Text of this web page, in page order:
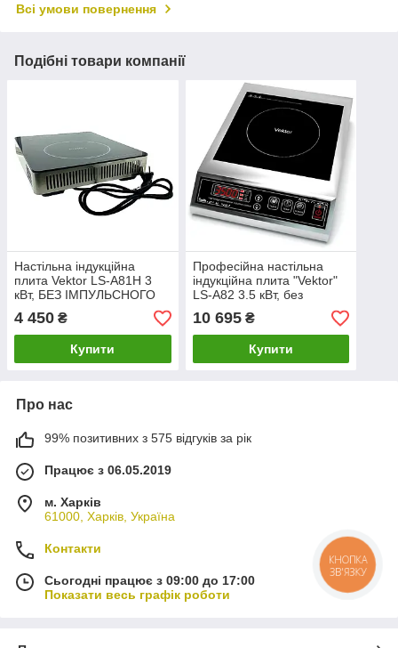
Всі умови повернення
Подібні товари компанії
Настільна індукційна
плита Vektor LS-А81H 3
кВт, БЕЗ ІМПУЛЬСНОГО
РЕЖИМУ (ТАЙМЕР 24 Г.)
4 450 ₴
Купити
Професійна настільна
індукційна плита "Vektor"
LS-A82 3.5 кВт, без
імпульсного режиму
(таймер 24 г.)
10 695₴
Купити
Про нас
99% позитивних з 575 відгуків за рік
Працює з 06.05.2019
м. Харків
61000, Харків, Україна
Контакти
Сьогодні працює з 09:00 до 17:00
Показати весь графік роботи
КНОПКА
ЗВ'ЯЗКУ